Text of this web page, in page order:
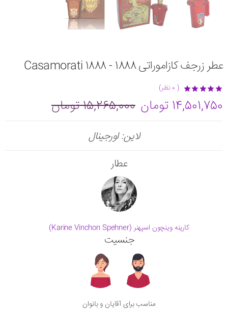
عطر زرجف کازاموراتی 1888 - 1888 Casamorati
( 0 نظر)
14,501,750 تومان 15,265,000 تومان
لاین: اورجینال
عطار
کارینه وینچون اسپهنر (Karine Vinchon Spehner)
جنسیت
مناسب برای آقایان و بانوان